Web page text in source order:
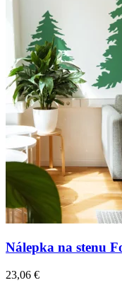
Nálepka na stenu
23,06 €